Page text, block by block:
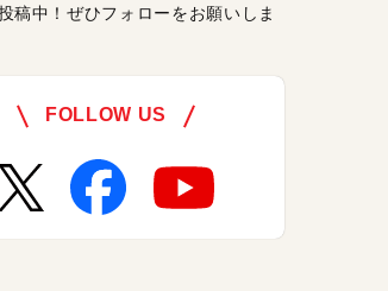
稿中！ぜひフォローをお願いしま
FOLLOW US